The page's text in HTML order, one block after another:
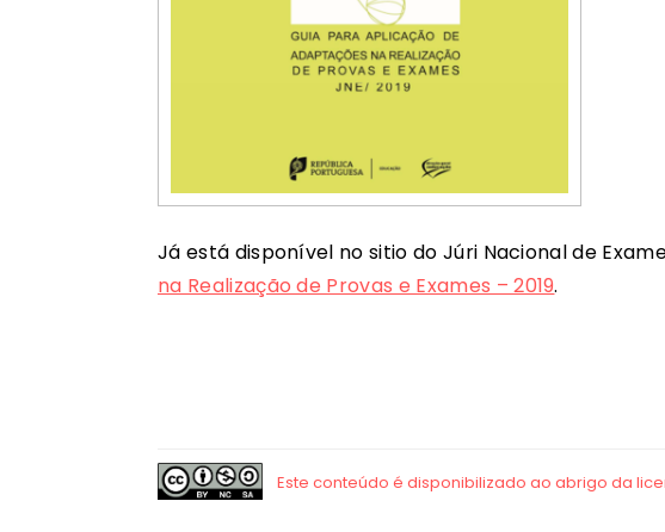
Já está disponível no sitio do Júri Nacional de
na Realização de Provas e Exames – 2019.